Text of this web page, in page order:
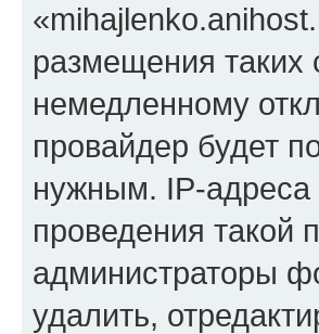
размещения таких
немедленному
провайдер будет
нужным. IP-адреса
проведения такой
администраторы
удалить,